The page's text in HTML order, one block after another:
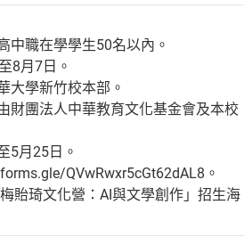
中職在學學生50名以內。
8月7日。
大學新竹校本部。
財團法人中華教育文化基金會及本校
5月25日。
QVwRwxr5cGt62dAL8。
貽琦文化營：AI與文學創作」招生海